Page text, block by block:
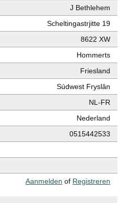
J Bethlehem
Scheltingastrjitte 19
8622 XW
Hommerts
Friesland
Súdwest Fryslân
NL-FR
Nederland
0515442533
Aanmelden of Registreren